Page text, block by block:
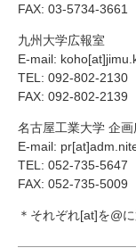
FAX: 03-5734-3661
九州大学広報室
E-mail:
TEL : 092-802-2130
FAX: 092-802-2139
名古屋工業大学 企
E-mail:
TEL : 052-735-5647
FAX: 052-735-5009
＊それぞれ[at]を@